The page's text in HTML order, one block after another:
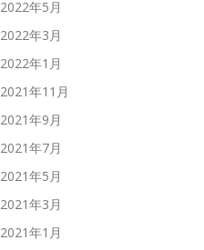
2022年5月
2022年3月
2022年1月
2021年11月
2021年9月
2021年7月
2021年5月
2021年3月
2021年1月